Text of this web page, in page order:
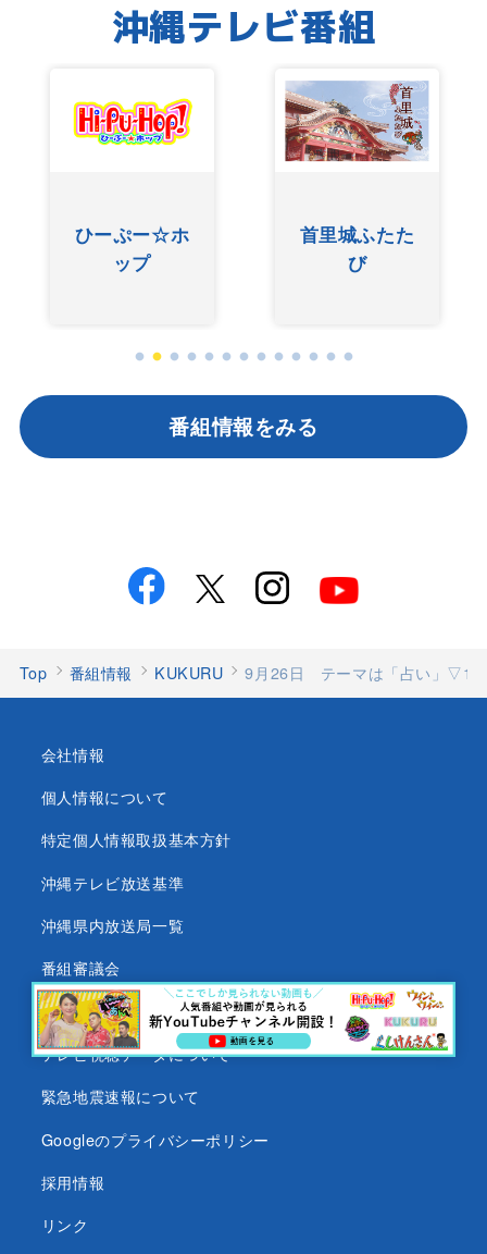
沖縄テレビ番組
ひーぷー☆ホ
ップ
首里城ふたた
び
番組情報をみる
Top 番組情報 KUKURU 9月26日 テーマは「占い」▽10
会社情報
個人情報について
特定個人情報取扱基本方針
沖縄テレビ放送基準
沖縄県内放送局一覧
番組審議会
沖縄テレビ名義の後援依頼について
テレビ視聴データについて
緊急地震速報について
Googleのプライバシーポリシー
採用情報
リンク